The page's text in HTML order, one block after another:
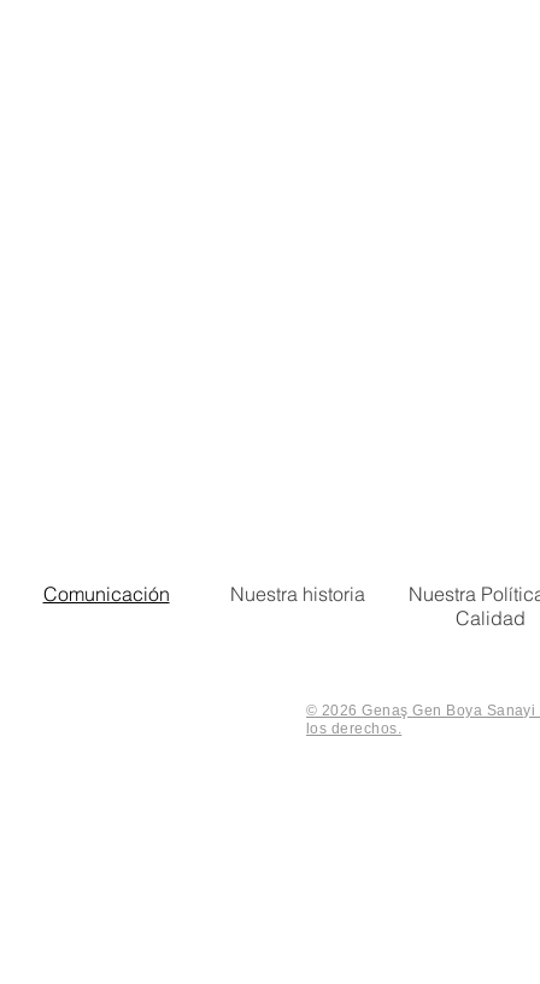
Nuestra historia
Nuestra
Calidad
Comunicación
© 2026 Genaş Gen Boya
los derechos.